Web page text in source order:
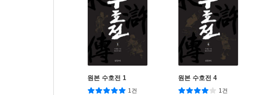
원본 수호전 1
1건
원본 수호전 4
1건